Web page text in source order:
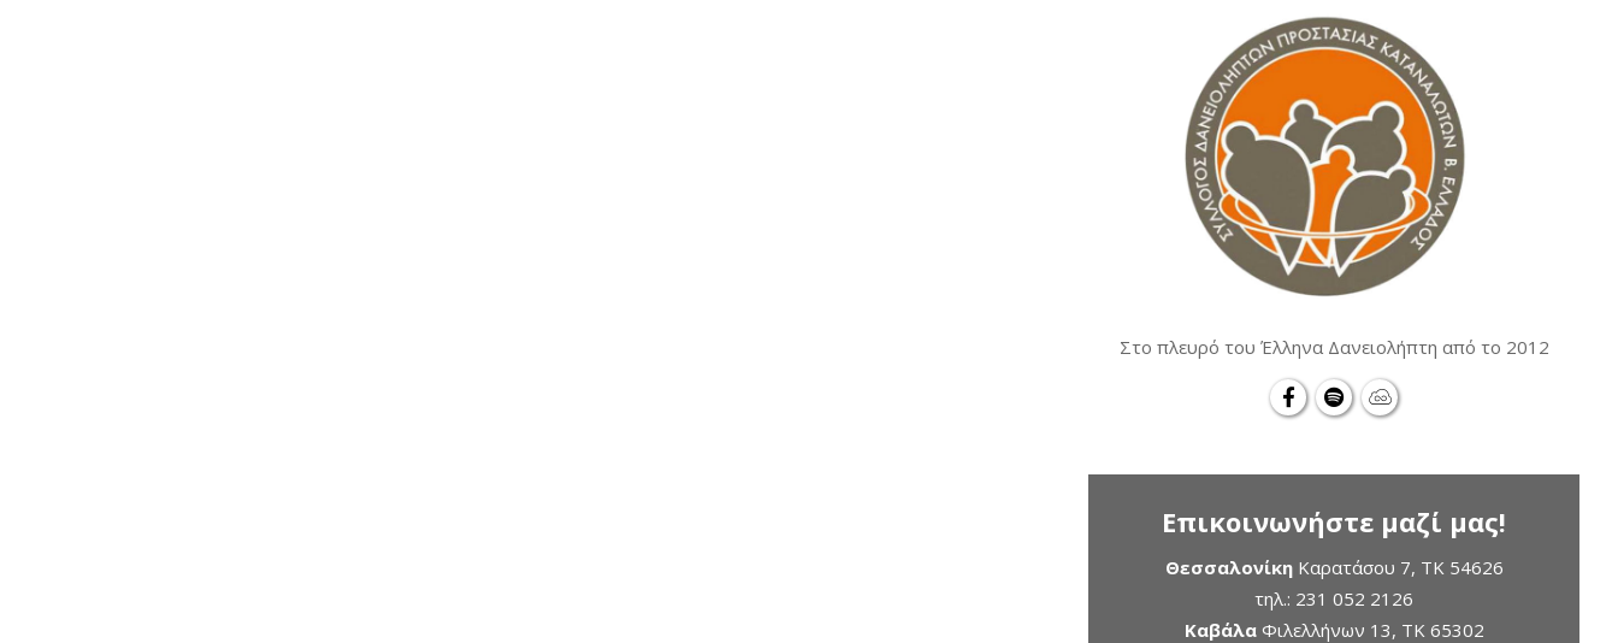
Στο πλευρό του Έλληνα Δανειολήπτη από το 2012
Επικοινωνήστε μαζί μας!
ΘεσσαλονίκηΚαρατάσου 7, TK 54626
τηλ.: 231 052 2126
ΚαβάλαΦιλελλήνων 13, ΤΚ 65302